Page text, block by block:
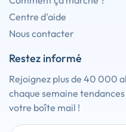
Centre d'aide
Nous contacter
Restez informé
Rejoignez plus de 40 000
chaque semaine
votre boîte mail !